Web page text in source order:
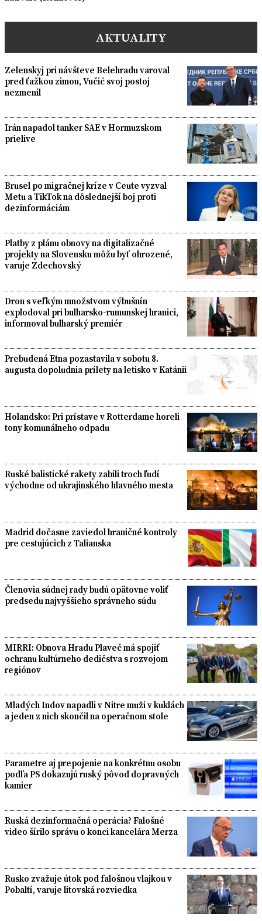
AKTUALITY
Zelenskyj pri návšteve Belehradu varoval
pred ťažkou zimou, Vučić svoj postoj
nezmenil
Irán napadol tanker SAE v Hormuzskom
prielive
Brusel po migračnej kríze v Ceute vyzval
Metu a TikTok na dôslednejší boj proti
dezinformáciám
Platby z plánu obnovy na digitalizačné
projekty na Slovensku môžu byť ohrozené,
varuje Zdechovský
Dron s veľkým množstvom výbušnín
explodoval pri bulharsko-rumunskej hranici,
informoval bulharský premiér
Prebudená Etna pozastavila v sobotu 8.
augusta dopoludnia prílety na letisko v Katánii
Holandsko: Pri prístave v Rotterdame horeli
tony komunálneho odpadu
Ruské balistické rakety zabili troch ľudí
východne od ukrajinského hlavného mesta
Madrid dočasne zaviedol hraničné kontroly
pre cestujúcich z Talianska
Členovia súdnej rady budú opätovne voliť
predsedu najvyššieho správneho súdu
MIRRI: Obnova Hradu Plaveč má spojiť
ochranu kultúrneho dedičstva s rozvojom
regiónov
Mladých Indov napadli v Nitre muži v kuklách
a jeden z nich skončil na operačnom stole
Parametre aj prepojenie na konkrétnu osobu
podľa PS dokazujú ruský pôvod dopravných
kamier
Ruská dezinformačná operácia? Falošné
video šírilo správu o konci kancelára Merza
Rusko zvažuje útok pod falošnou vlajkou v
Pobaltí, varuje litovská rozviedka